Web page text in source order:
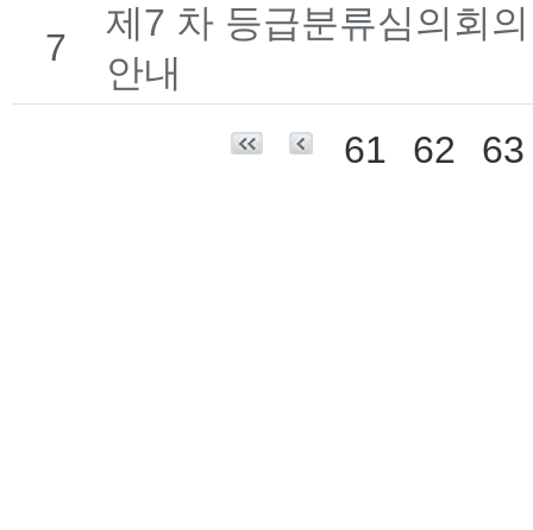
7
제7 차 등급분류심의회
안내
61
62 63